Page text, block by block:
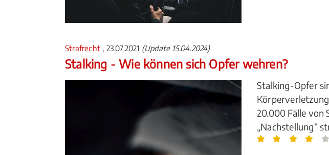
Strafrecht , 23.07.2021 (Update 15.04.2024)
Stalking - Wie können sich Opfer wehren?
Stalking-Opfer
20.000 Fälle von
„Nachstellung“